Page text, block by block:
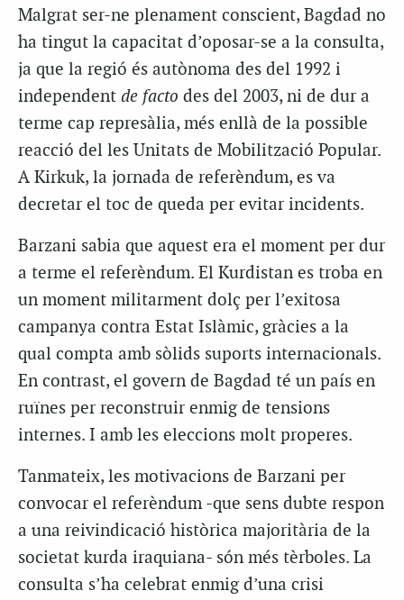
Malgrat ser-ne plenament conscient, Bagdad no
ha tingut la capacitat d’oposar-se a la consulta,
ja que la regió és autònoma des del 1992 i
independent de facto des del 2003, ni de dur a
terme cap represàlia, més enllà de la possible
reacció del les Unitats de Mobilització Popular.
A Kirkuk, la jornada de referèndum, es va
decretar el toc de queda per evitar incidents.
Barzani sabia que aquest era el moment per dur
a terme el referèndum. El Kurdistan es troba en
un moment militarment dolç per l’exitosa
campanya contra Estat Islàmic, gràcies a la
qual compta amb sòlids suports internacionals.
En contrast, el govern de Bagdad té un país en
ruïnes per reconstruir enmig de tensions
internes. I amb les eleccions molt properes.
Tanmateix, les motivacions de Barzani per
convocar el referèndum -que sens dubte respon
a una reivindicació històrica majoritària de la
societat kurda iraquiana- són més tèrboles. La
consulta s’ha celebrat enmig d’una crisi